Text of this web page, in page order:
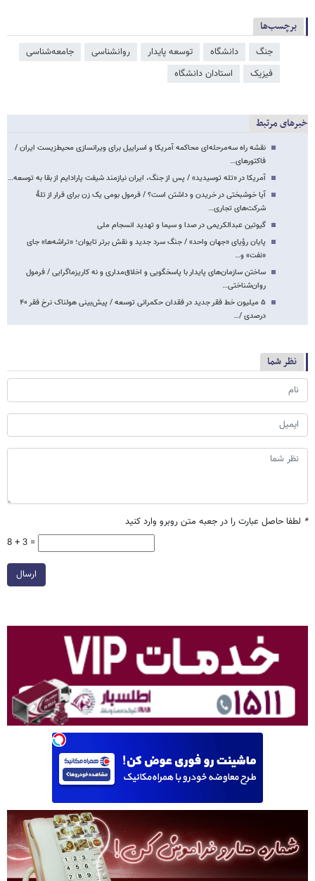
برچسب‌ها
جنگ دانشگاه توسعه پایدار روانشناسی
جامعه‌شناسی
فیزیک
استادان دانشگاه
خبرهای مرتبط
نقشه راه سه‌مرحله‌ای محاکمه آمریکا و اسراییل برای ویرانسازی محیط‌زیست ایران /
فاکتورهای…
آمریکا در «تله توسیدید» / پس از جنگ، ایران نیازمند شیفت پارادایم از بقا به توسعه…
آیا خوشبختی در خریدن و داشتن است؟ / فرمول بومی یک زن برای فرار از تلهٔ
شرکت‌های تجاری…
گیوتین عبدالکریمی در صدا و سیما و تهدید انسجام ملی
پایان رؤیای «جهان واحد» / جنگ سرد جدید و نقش برتر تایوان؛ «تراشه‌ها» جای
«نفت» و…
ساختن سازمان‌های پایدار با پاسخگویی و اخلاق‌مداری و نه کاریزماگرایی / فرمول
روان‌شناختی…
۵ میلیون خط فقر جدید در فقدان حکمرانی توسعه / پیش‌بینی هولناک نرخ فقر ۴۰
درصدی /…
نظر شما
* لطفا حاصل عبارت را در جعبه متن روبرو وارد کنید
8 + 3 =
ارسال